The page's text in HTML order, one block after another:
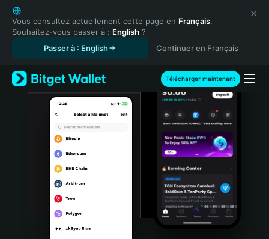
English
日本語
Tiếng Việt
Español (Latinoamérica)
Türkçe
Italiano
Português (Portugal)
Bahasa Indonesia
Vous consultez actuellement cette page en Français.
Souhaitez-vous passer à : English ?
Passer à : English
Continuer en Français
Télécharger maintenant